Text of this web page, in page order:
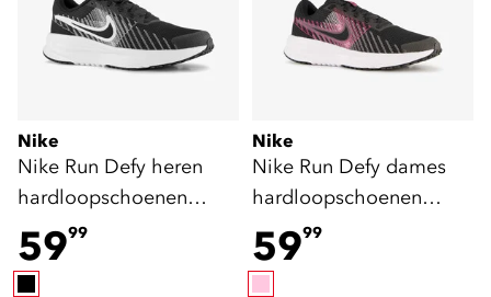
Nike
Nike Run Defy heren
hardloopschoenen
zwart wit
5999
Nike
Nike Run Defy dames
hardloopschoenen
zwart roze
5999